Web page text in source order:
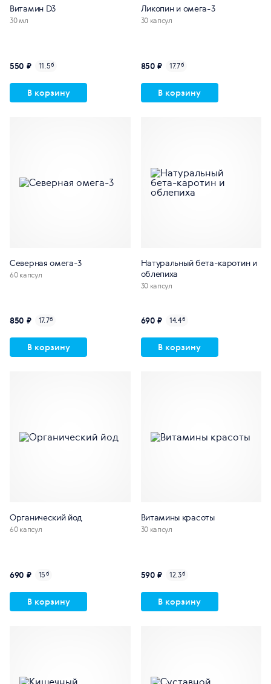
Витамин D3
30 мл
550 ₽ 11.5б
В корзину
Ликопин и омега-3
30 капсул
850 ₽ 17.7б
В корзину
Северная омега-3
60 капсул
850 ₽ 17.7б
В корзину
Натуральный бета-каротин и
облепиха
30 капсул
690 ₽ 14.4б
В корзину
Органический йод
60 капсул
690 ₽ 15б
В корзину
Витамины красоты
30 капсул
590 ₽ 12.3б
В корзину